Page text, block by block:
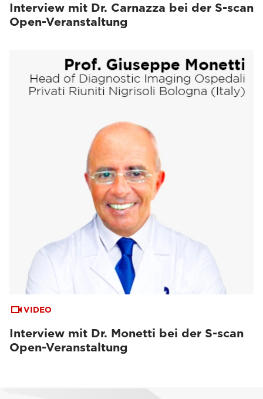
Interview mit Dr. Carnazza bei der S-scan
Open-Veranstaltung
VIDEO
Interview mit Dr. Monetti bei der S-scan
Open-Veranstaltung